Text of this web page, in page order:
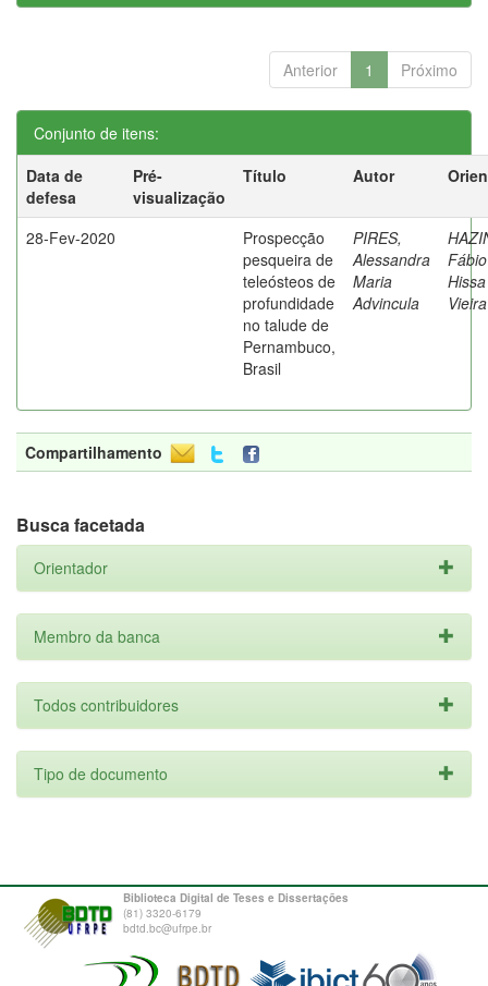
Anterior 1 Próximo
Conjunto de itens:
Data de
defesa
Pré-
visualização
Título Autor
28-Fev-2020
Prospecção
pesqueira de
teleósteos de
profundidade
no talude de
Pernambuco,
Brasil
PIRES,
Alessandra
Maria
Advincula
Fábio
Hissa
Vieira
Compartilhamento
Busca facetada
Orientador
Membro da banca
Todos contribuidores
Tipo de documento
Biblioteca Digital de Teses e Dissertações
(81) 3320-6179
bdtd.bc@ufrpe.br